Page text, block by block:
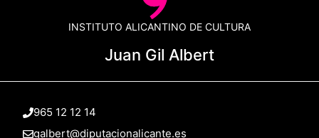
INSTITUTO ALICANTINO DE CULTURA
Juan Gil Albert
965 12 12 14
galbert@diputacionalicante.es